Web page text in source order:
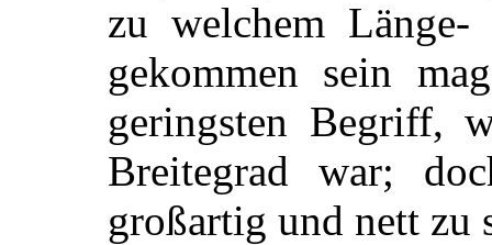
zu welchem
gekommen sein
geringsten Begriff,
Breitegrad war;
großartig und nett zu